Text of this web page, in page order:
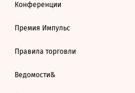
Конференции
Премия Импульс
Правила торговли
Ведомости&